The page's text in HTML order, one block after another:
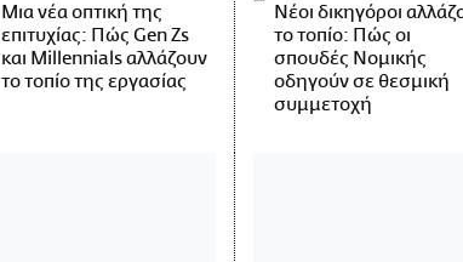
Μια νέα οπτική της
επιτυχίας: Πώς Gen Zs
και Millennials αλλάζουν
το τοπίο της εργασίας
Νέοι δικηγόροι
το τοπίο: Πώς οι
σπουδές Νομικής
οδηγούν σε θεσμική
συμμετοχή